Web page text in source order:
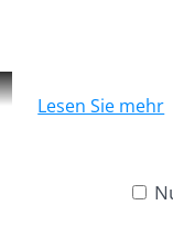
Lesen Sie mehr